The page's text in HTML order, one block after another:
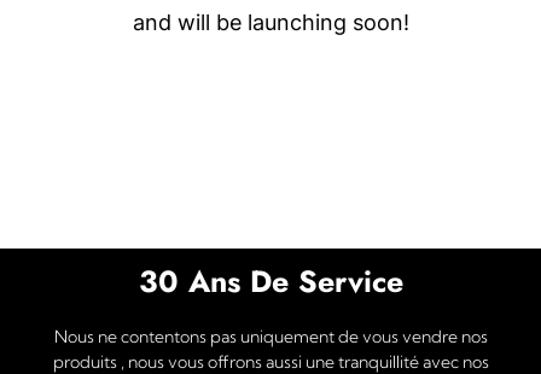
and will be launching soon!
30 Ans De Service
Nous ne contentons pas uniquement de vous vendre nos
produits , nous vous offrons aussi une tranquillité avec nos